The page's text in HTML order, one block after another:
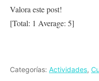
Valora este post!
[Total: 1 Average: 5]
Categorías: Actividades,